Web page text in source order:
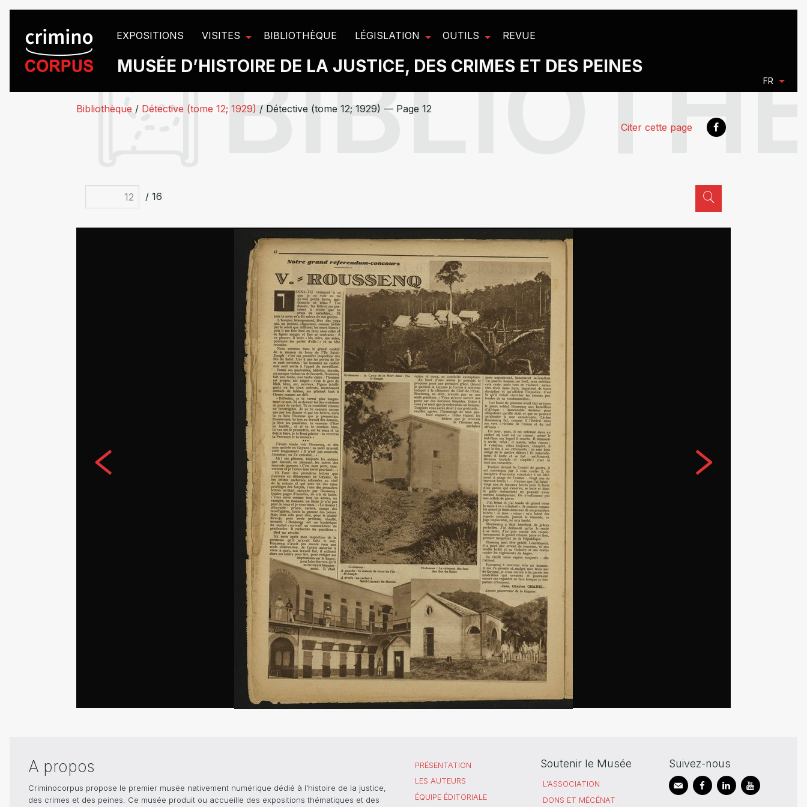
EXPOSITIONS VISITES BIBLIOTHÈQUE LÉGISLATION OUTILS REVUE
MUSÉE D’HISTOIRE DE LA JUSTICE, DES CRIMES ET DES PEINES
FR
Bibliothèque / Détective (tome 12; 1929) / Détective (tome 12; 1929) — Page 12
Citer cette page
/ 16
A propos
Criminocorpus propose le premier musée nativement numérique dédié à l’histoire de la justice,
des crimes et des peines. Ce musée produit ou accueille des expositions thématiques et des
PRÉSENTATION
LES AUTEURS
ÉQUIPE ÉDITORIALE
Soutenir le Musée
L'ASSOCIATION
DONS ET MÉCÉNAT
Suivez-nous
Panneau de gestion des cookies